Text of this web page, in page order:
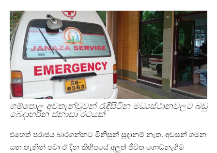
ගම්පොල අවතැන්වූවන් රැඳීසිටින මධ්‍යස්ථානවලට බඩු
බෙදාහරින ජනාසා රථයක්
එහෙත් පරාජය බාරගන්නට මිනිසුන් සූදානම් නැත. අවසන් ගමන
යන තැනින් පවා ඒ දින කිහිපයේ අලුත් ජීවිත ගොඩනැගීම